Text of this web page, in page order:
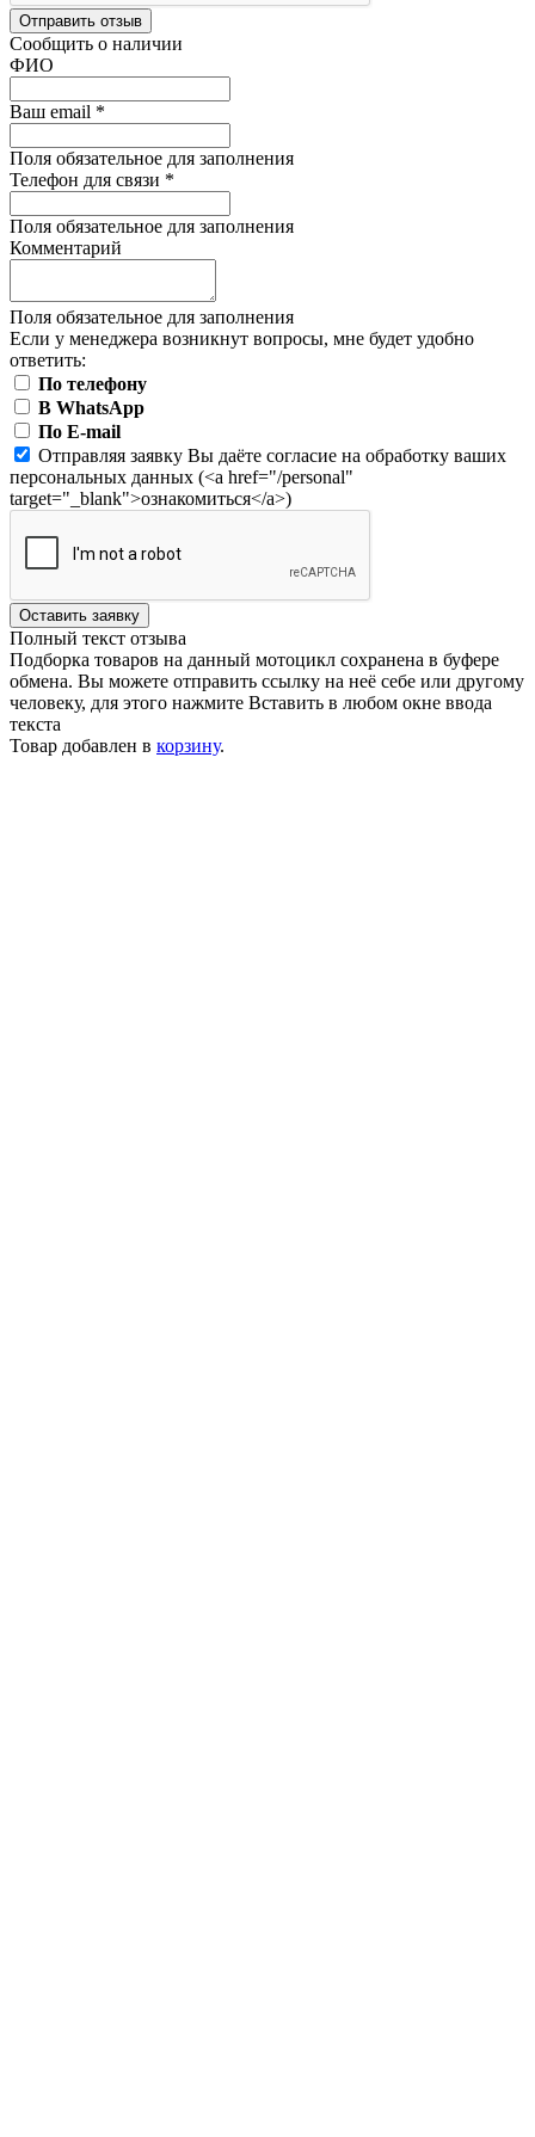
Отправить отзыв
Сообщить о наличии
ФИО
Ваш email *
Поля обязательное для заполнения
Телефон для связи *
Поля обязательное для заполнения
Комментарий
Поля обязательное для заполнения
Если у менеджера возникнут вопросы, мне будет удобно
ответить:
По телефону
В WhatsApp
По E-mail
Отправляя заявку Вы даёте согласие на обработку ваших
персональных данных (<a href="/personal"
target="_blank">ознакомиться</a>)
Оставить заявку
Полный текст отзыва
Подборка товаров на данный мотоцикл сохранена в буфере
обмена. Вы можете отправить ссылку на неё себе или другому
человеку, для этого нажмите Вставить в любом окне ввода
текста
Товар добавлен в корзину.